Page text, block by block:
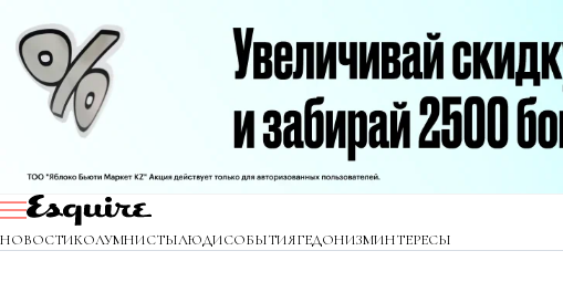
НОВОСТИКОЛУМНИСТЫЛЮДИСОБЫТИЯГЕДОНИЗМИНТЕРЕСЫ